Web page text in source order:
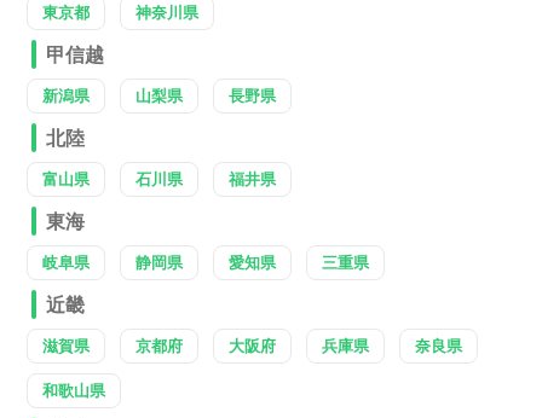
東京都 神奈川県
甲信越
新潟県 山梨県 長野県
北陸
富山県 石川県 福井県
東海
岐阜県 静岡県 愛知県 三重県
近畿
滋賀県 京都府 大阪府 兵庫県 奈良県
和歌山県